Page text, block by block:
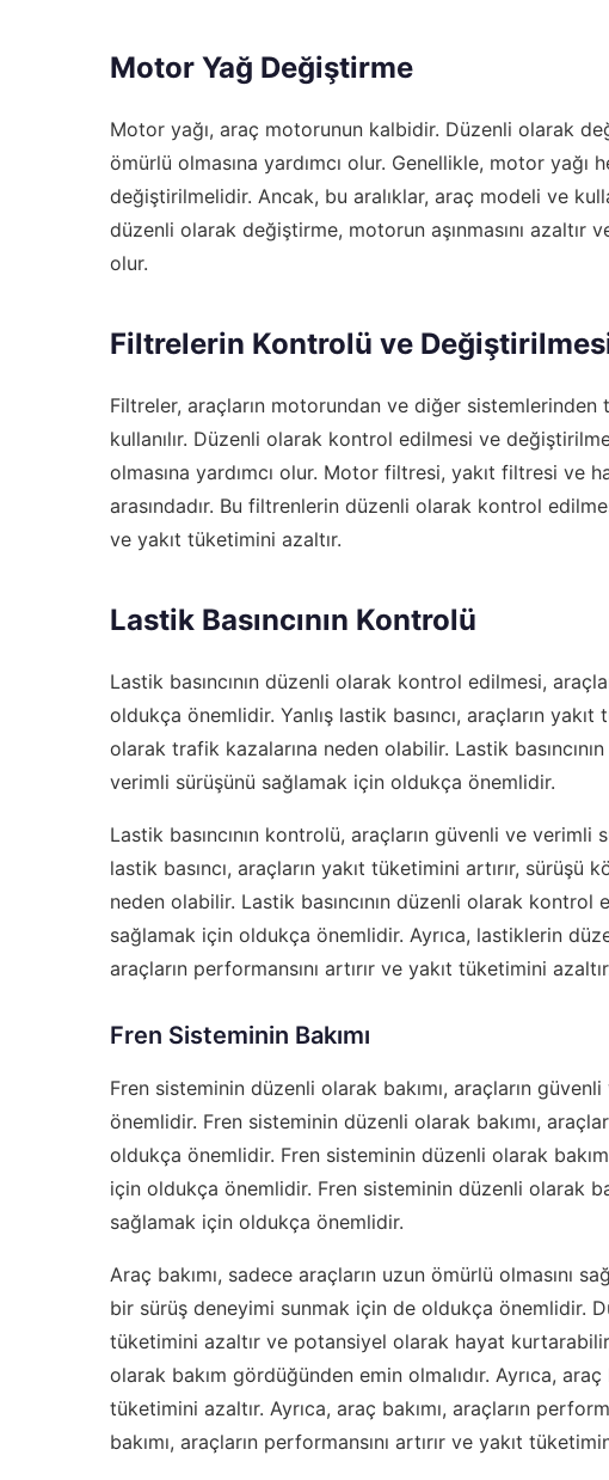
Motor Yağ Değiştirme
Motor yağı, araç motorunun kalbidir. Düzenli olarak
ömürlü olmasına yardımcı olur. Genellikle, motor
değiştirilmelidir. Ancak, bu aralıklar, araç modeli ve
düzenli olarak değiştirme, motorun aşınmasını azaltır
olur.
Filtrelerin Kontrolü ve
Filtreler, araçların motorundan ve diğer
kullanılır. Düzenli olarak kontrol edilmesi ve
olmasına yardımcı olur. Motor filtresi, yakıt filtresi ve
arasındadır. Bu filtrenlerin düzenli olarak kontrol
ve yakıt tüketimini azaltır.
Lastik Basıncının Kontrolü
Lastik basıncının düzenli olarak kontrol edilmesi,
oldukça önemlidir. Yanlış lastik basıncı, araçların
olarak trafik kazalarına neden olabilir. Lastik
verimli sürüşünü sağlamak için oldukça önemlidir.
Lastik basıncının kontrolü, araçların güvenli ve
lastik basıncı, araçların yakıt tüketimini artırır,
neden olabilir. Lastik basıncının düzenli olarak
sağlamak için oldukça önemlidir. Ayrıca, lastiklerin
araçların performansını artırır ve yakıt tüketimini
Fren Sisteminin Bakımı
Fren sisteminin düzenli olarak bakımı, araçların
önemlidir. Fren sisteminin düzenli olarak bakımı,
oldukça önemlidir. Fren sisteminin düzenli olarak
için oldukça önemlidir. Fren sisteminin düzenli olarak
sağlamak için oldukça önemlidir.
Araç bakımı, sadece araçların uzun ömürlü olmasını
bir sürüş deneyimi sunmak için de oldukça önemlidir.
tüketimini azaltır ve potansiyel olarak hayat
olarak bakım gördüğünden emin olmalıdır. Ayrıca, araç
tüketimini azaltır. Ayrıca, araç bakımı, araçların
bakımı, araçların performansını artırır ve yakıt